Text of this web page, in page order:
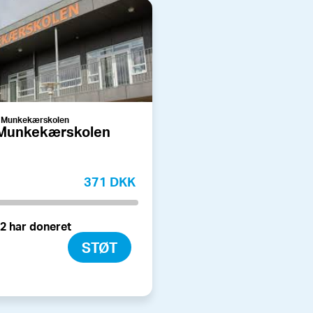
Munkekærskolen
371 DKK
2 har doneret
STØT